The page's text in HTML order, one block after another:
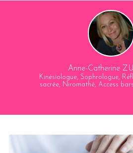
Anne-Catherine
Kinésiologue, Sophrologue,
sacrée, Niromathé, Access